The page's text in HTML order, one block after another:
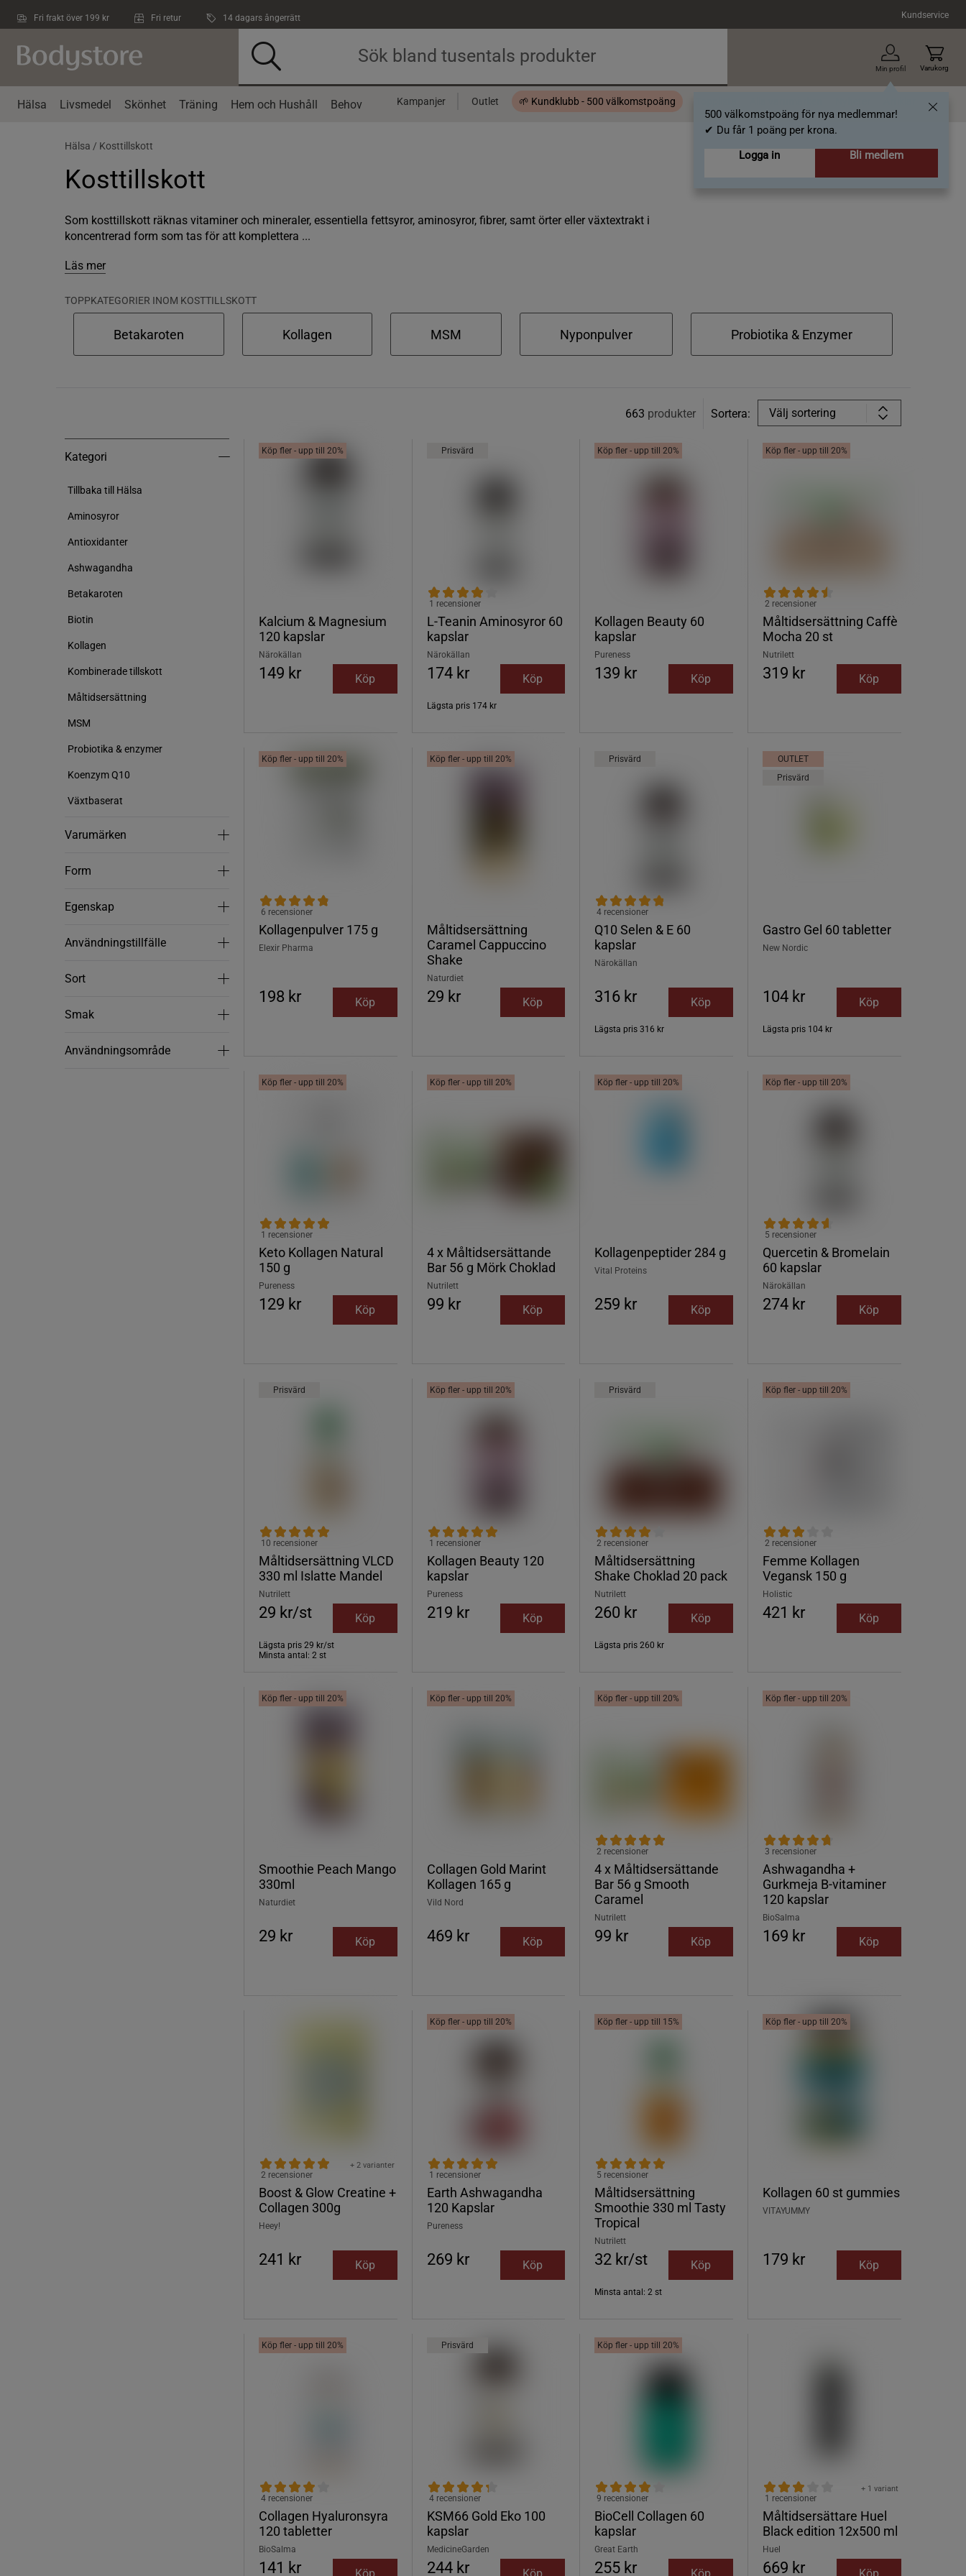
Fri frakt över 199 kr Fri retur 14 dagars ångerrätt Kundservice
Min profil
500 välkomstpoäng för nya medlemmar!
✔ Du får 1 poäng per krona.
Logga in
Bli medlem
Varukorg
Hälsa Livsmedel Skönhet Träning Hem och Hushåll Behov Kampanjer Outlet 🌱 Kundklubb - 500 välkomstpoäng
Hälsa / Kosttillskott
Kosttillskott
Som kosttillskott räknas vitaminer och mineraler, essentiella fettsyror, aminosyror, fibrer, samt örter eller växtextrakt i
koncentrerad form som tas för att komplettera ...
Läs mer
TOPPKATEGORIER INOM KOSTTILLSKOTT
Betakaroten Kollagen MSM Nyponpulver Probiotika & Enzymer
663 produkter Sortera: Välj sortering
Kategori
Tillbaka till Hälsa
Aminosyror
Antioxidanter
Ashwagandha
Betakaroten
Biotin
Kollagen
Kombinerade tillskott
Måltidsersättning
MSM
Probiotika & enzymer
Koenzym Q10
Växtbaserat
Varumärken
Form
EgenskapEgenskap
AnvändningstillfälleAnvändningstillfälle
SortSort
SmakSmak
AnvändningsområdeAnvändningsområde
Köp fler - upp till 20%
Kalcium & Magnesium
120 kapslar
Närokällan
149 kr Köp
Prisvärd
L-Teanin Aminosyror 60
kapslar
1 recensioner
Närokällan
174 kr Köp
Lägsta pris 174 kr
Köp fler - upp till 20%
Kollagen Beauty 60
kapslar
Pureness
139 kr Köp
Köp fler - upp till 20%
Måltidsersättning Caffè
Mocha 20 st
2 recensioner
Nutrilett
319 kr Köp
Köp fler - upp till 20%
Kollagenpulver 175 g
6 recensioner
Elexir Pharma
198 kr Köp
Köp fler - upp till 20%
Måltidsersättning
Caramel Cappuccino
Shake
Naturdiet
29 kr Köp
Prisvärd
Q10 Selen & E 60
kapslar
4 recensioner
Närokällan
316 kr Köp
Lägsta pris 316 kr
OUTLET
Prisvärd
Gastro Gel 60 tabletter
New Nordic
104 kr Köp
Lägsta pris 104 kr
Köp fler - upp till 20%
Keto Kollagen Natural
150 g
1 recensioner
Pureness
129 kr Köp
Köp fler - upp till 20%
4 x Måltidsersättande
Bar 56 g Mörk Choklad
Nutrilett
99 kr Köp
Köp fler - upp till 20%
Kollagenpeptider 284 g
Vital Proteins
259 kr Köp
Köp fler - upp till 20%
Quercetin & Bromelain
60 kapslar
5 recensioner
Närokällan
274 kr Köp
Prisvärd
Måltidsersättning VLCD
330 ml Islatte Mandel
10 recensioner
Nutrilett
29 kr/st Köp
Lägsta pris 29 kr/st
Minsta antal: 2 st
Köp fler - upp till 20%
Kollagen Beauty 120
kapslar
1 recensioner
Pureness
219 kr Köp
Prisvärd
Måltidsersättning
Shake Choklad 20 pack
2 recensioner
Nutrilett
260 kr Köp
Lägsta pris 260 kr
Köp fler - upp till 20%
Femme Kollagen
Vegansk 150 g
2 recensioner
Holistic
421 kr Köp
Köp fler - upp till 20%
Smoothie Peach Mango
330ml
Naturdiet
29 kr Köp
Köp fler - upp till 20%
Collagen Gold Marint
Kollagen 165 g
Vild Nord
469 kr Köp
Köp fler - upp till 20%
4 x Måltidsersättande
Bar 56 g Smooth
Caramel
2 recensioner
Nutrilett
99 kr Köp
Köp fler - upp till 20%
Ashwagandha +
Gurkmeja B-vitaminer
120 kapslar
3 recensioner
BioSalma
169 kr Köp
Boost & Glow Creatine +
Collagen 300g
+ 2 varianter
2 recensioner
Heey!
241 kr Köp
Köp fler - upp till 20%
Earth Ashwagandha
120 Kapslar
1 recensioner
Pureness
269 kr Köp
Köp fler - upp till 15%
Måltidsersättning
Smoothie 330 ml Tasty
Tropical
5 recensioner
Nutrilett
32 kr/st Köp
Minsta antal: 2 st
Köp fler - upp till 20%
Kollagen 60 st gummies
VITAYUMMY
179 kr Köp
Köp fler - upp till 20%
Collagen Hyaluronsyra
120 tabletter
4 recensioner
BioSalma
141 kr Köp
Prisvärd
KSM66 Gold Eko 100
kapslar
4 recensioner
MedicineGarden
244 kr Köp
Köp fler - upp till 20%
BioCell Collagen 60
kapslar
9 recensioner
Great Earth
255 kr Köp
Måltidsersättare Huel
Black edition 12x500 ml
+ 1 variant
1 recensioner
Huel
669 kr Köp